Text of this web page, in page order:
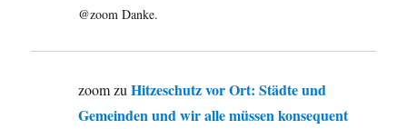
@zoom Danke.
zoomzuHitzeschutz vor Ort: Städte und
Gemeinden und wir alle müssen konsequent